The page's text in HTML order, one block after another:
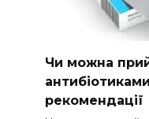
Чи можна
рекомендації